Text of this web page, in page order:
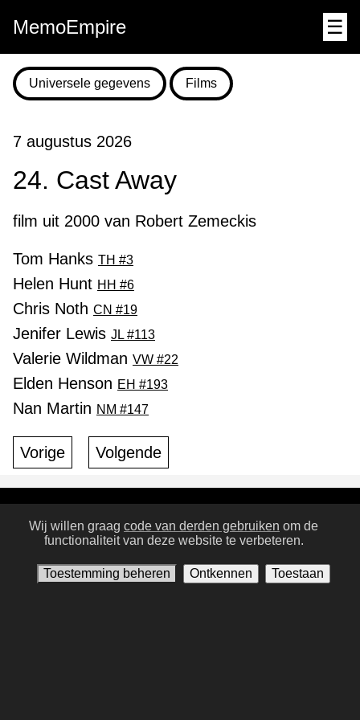
MemoEmpire ☰
Universele gegevens Films
7 augustus 2026
24. Cast Away
film uit 2000 van Robert Zemeckis
Tom Hanks TH #3
Helen Hunt HH #6
Chris Noth CN #19
Jenifer Lewis JL #113
Valerie Wildman VW #22
Elden Henson EH #193
Nan Martin NM #147
Vorige Volgende
Gebruiksvoorwaarden Privacybeleid
Contacteer ons
Toestemming beheren
Wij willen graag code van derden gebruiken om de
functionaliteit van deze website te verbeteren.
Toestemming beheren Ontkennen Toestaan